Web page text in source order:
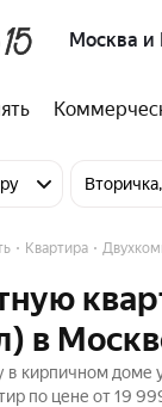
Москва
Квартира
в
в кирпичном доме
по цене от 19